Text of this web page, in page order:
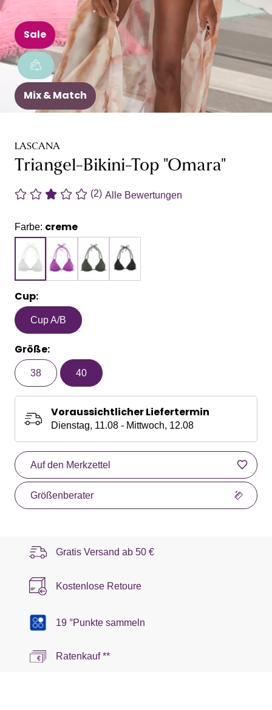
Sale
Mix & Match
LASCANA
Triangel-Bikini-Top "Omara"
(2) Alle Bewertungen
Farbe: creme
Cup:
Cup A/B
Größe:
38 40
Voraussichtlicher Liefertermin
Dienstag, 11.08 - Mittwoch, 12.08
Auf den Merkzettel
Größenberater
Gratis Versand ab 50 €
Kostenlose Retoure
19 °Punkte sammeln
Ratenkauf **